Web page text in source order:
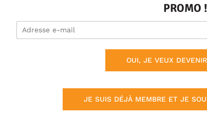
PROMO !
OUI, JE VEUX
JE SUIS DÉJÀ MEMBRE ET JE